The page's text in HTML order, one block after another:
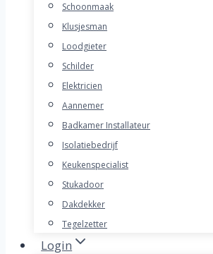
Schoonmaak
Klusjesman
Loodgieter
Schilder
Elektricien
Aannemer
Badkamer Installateur
Isolatiebedrijf
Keukenspecialist
Stukadoor
Dakdekker
Tegelzetter
Login